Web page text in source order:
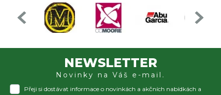
NEWSLETTER
Novinky na Váš e-mail.
Přeji si dostávat informace o novinkách a akčních nabídkách a